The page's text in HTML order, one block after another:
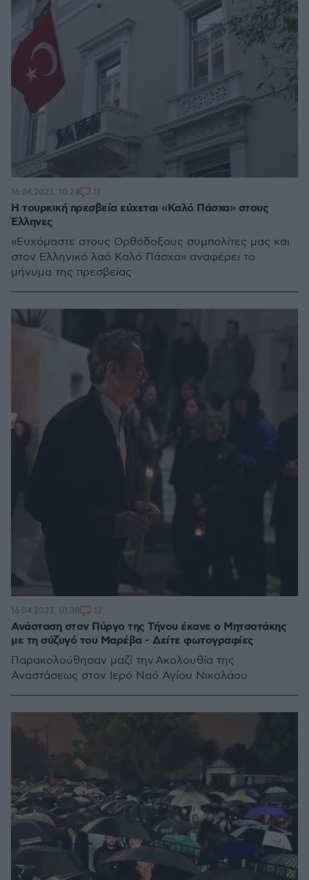
Η τουρκική πρεσβεία εύχεται «Καλό Πάσχα» στους
Έλληνες
«Ευχόμαστε στους Ορθόδοξους συμπολίτες μας και
στον Ελληνικό λαό Καλό Πάσχα» αναφέρει το
μήνυμα της πρεσβείας
16.04.2023, 10:24 11
Ανάσταση στον Πύργο της Τήνου έκανε ο Μητσοτάκης
με τη σύζυγό του Μαρέβα - Δείτε φωτογραφίες
Παρακολούθησαν μαζί την Ακολουθία της
Αναστάσεως στον Ιερό Ναό Αγίου Νικολάου
16.04.2023, 01:38 12